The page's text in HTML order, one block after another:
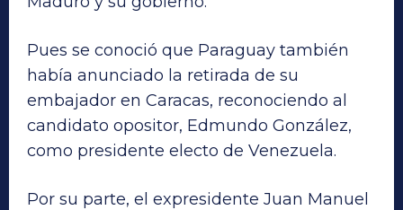
Pues se conoció que Paraguay también
había anunciado la retirada de su
embajador en Caracas, reconociendo al
candidato opositor, Edmundo González,
como presidente electo de Venezuela.
Por su parte, el expresidente Juan Manuel